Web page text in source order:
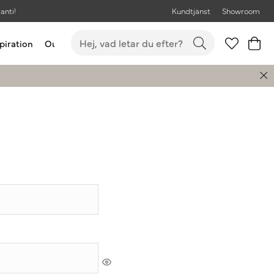
Kundtjänst Showroom
Outlet Bästsäljare